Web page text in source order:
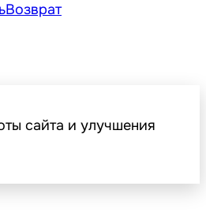
Возврат
сайта и улучшения